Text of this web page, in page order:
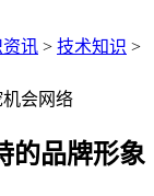
讯 > 技术知识 >
机会网络
的品牌形象